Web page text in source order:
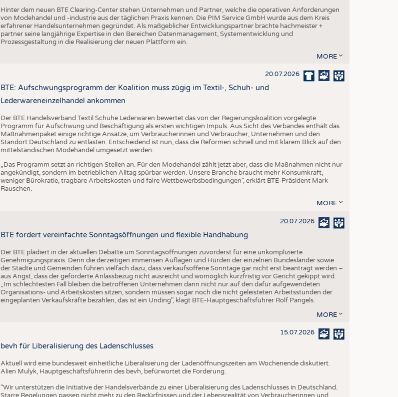
Hinter dem neuen BTE Clearing-Center stehen Unternehmen und Partner, welche die operativen Anforderungen
von Modehandel und -industrie aus der täglichen Praxis kennen. Die PIM Service GmbH wurde aus dem Kreis
erfahrener Handelsunternehmen gegründet. Als maßgeblicher Entwicklungspartner brachte hachmeister +
partner seine langjährige Expertise in den Bereichen Datenmanagement, Systementwicklung und
Prozessgestaltung in die Realisierung der neuen Plattform ein.
MORE
20.07.2026
BTE: Aufschwungsprogramm der Koalition muss zügig im Textil-, Schuh- und
Lederwareneinzelhandel ankommen
Der BTE Handelsverband Textil Schuhe Lederwaren bewertet das von der Regierungskoalition vorgelegte
Programm für Aufschwung und Beschäftigung als ersten wichtigen Impuls. Aus Sicht des Verbandes enthält das
Maßnahmenpaket einige richtige Ansätze, um Verbraucherinnen und Verbraucher, Unternehmen und den
Standort Deutschland zu entlasten. Entscheidend ist nun, dass die Reformen schnell und mit klarem Blick auf den
mittelständischen Modehandel umgesetzt werden.
„Das Programm setzt an richtigen Stellen an. Für den Modehandel zählt jetzt aber, dass die Maßnahmen nicht nur
angekündigt, sondern im betrieblichen Alltag spürbar werden. Unsere Branche braucht mehr Konsumkraft,
weniger Bürokratie, tragbare Arbeitskosten und faire Wettbewerbsbedingungen", erklärt BTE-Präsident Mark
Rauschen.
MORE
20.07.2026
BTE fordert vereinfachte Sonntagsöffnungen und flexible Handhabung
Der BTE plädiert in der aktuellen Debatte um Sonntagsöffnungen zuvorderst für eine unkomplizierte
Genehmigungspraxis. Denn die derzeitigen immensen Auflagen und Hürden der einzelnen Bundesländer sowie
der Städte und Gemeinden führen vielfach dazu, dass verkaufsoffene Sonntage gar nicht erst beantragt werden –
aus Angst, dass der geforderte Anlassbezug nicht ausreicht und womöglich kurzfristig vor Gericht gekippt wird.
„Im schlechtesten Fall bleiben die betroffenen Unternehmen dann nicht nur auf den dafür aufgewendeten
Organisations- und Arbeitskosten sitzen, sondern müssen sogar noch die nicht geleisteten Arbeitsstunden der
eingeplanten Verkaufskräfte bezahlen, das ist ein Unding", klagt BTE-Hauptgeschäftsführer Rolf Pangels.
MORE
15.07.2026
bevh für Liberalisierung des Ladenschlusses
Aktuell wird eine bundesweit einheitliche Liberalisierung der Ladenöffnungszeiten am Wochenende diskutiert.
Alien Mulyk, Hauptgeschäftsführerin des bevh, befürwortet die Forderung.
"Wir unterstützen die Initiative der Handelsverbände zu einer Liberalisierung des Ladenschlusses in Deutschland.